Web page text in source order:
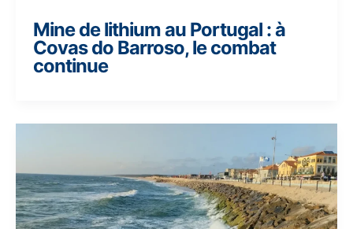
Mine de lithium au Portugal : à
Covas do Barroso, le combat
continue